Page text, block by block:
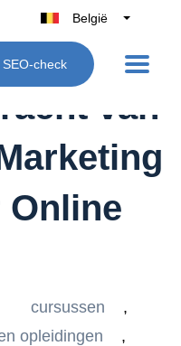
België
Belgique
Nederland
UK
Italië
check
van
cursussen
,
opleidingen
,